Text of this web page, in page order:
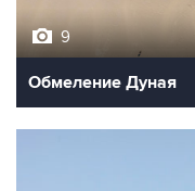
Обмеление Дуная